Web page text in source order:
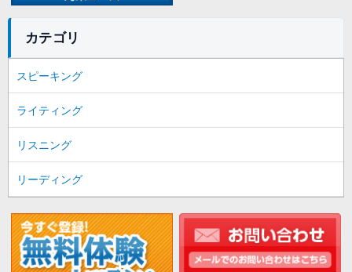
カテゴリ
スピーキング
ライティング
リスニング
リーディング